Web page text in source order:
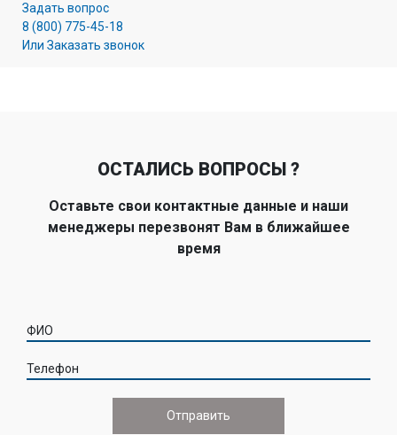
Задать вопрос
8 (800) 775-45-18
Или Заказать звонок
ОСТАЛИСЬ ВОПРОСЫ ?
Оставьте свои контактные данные и наши
менеджеры перезвонят Вам в ближайшее
время
ФИО
Телефон